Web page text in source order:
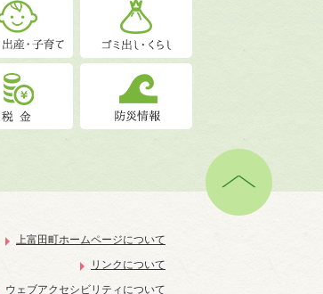
上富田町ホームページについて
リンクについて
ウェブアクセシビリティについて